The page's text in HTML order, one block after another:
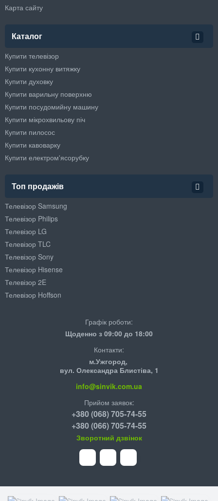
Карта сайту
Каталог
Купити телевізор
Купити кухонну витяжку
Купити духовку
Купити варильну поверхню
Купити посудомийну машину
Купити мікрохвильову піч
Купити пилосос
Купити кавоварку
Купити електром'ясорубку
Топ продажів
Телевізор Samsung
Телевізор Philips
Телевізор LG
Телевізор TLC
Телевізор Sony
Телевізор Hisense
Телевізор 2E
Телевізор Hoffson
Графік роботи:
Щоденно з 09:00 до 18:00
Контакти:
м.Ужгород,
вул. Олександра Блистіва, 1
info@sinvik.com.ua
Прийом заявок:
+380 (068) 705-74-55
+380 (066) 705-74-55
Зворотний дзвінок